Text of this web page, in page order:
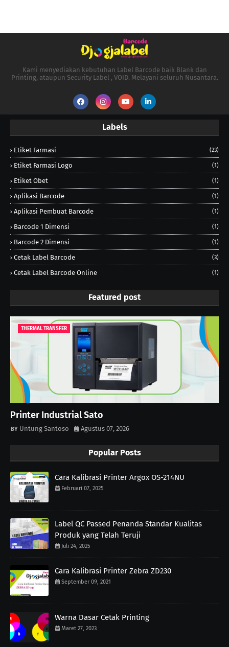
Kami menyediakan kebutuhan Label Barcode baik Blank dan
Printing, ataupun Security Label , VOID. Melayani seluruh Nusantara.
Labels
Etiket Farmasi (23)
Etiket Farmasi Logo (1)
Etiket Obet (1)
Aplikasi Barcode (1)
Aplikasi Pembuat Barcode (1)
Barcode 1 Dimensi (1)
Barcode 2 Dimensi (1)
Cetak Label Barcode (3)
Cetak Label Barcode Online (1)
Featured post
THERMAL TRANSFER
Printer Industrial Sato
Untung Santoso Agustus 07, 2026
Popular Posts
Cara Kalibrasi Printer Argox OS-214NU
Februari 07, 2025
Label QC Passed Penanda Standar Kualitas
Produk yang Telah Teruji
Juli 24, 2025
Cara Kalibrasi Printer Zebra ZD230
September 09, 2021
Warna Dasar Cetak Printing
Maret 27, 2023